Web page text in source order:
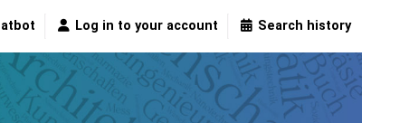
Log in to your account Search history